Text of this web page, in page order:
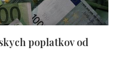
poplatkov od